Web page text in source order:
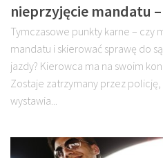
nieprzyjęcie mandatu
Tymczasowe punkty karne – czy
mandatu i skierować sprawę do
jazdy? Kierowca ma na swoim
Zostaje zatrzymany przez
wystawia...